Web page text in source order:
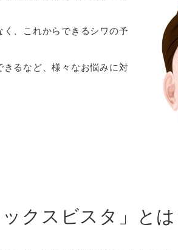
く、これからできるシワの予
るなど、様々なお悩みに対
ックスビスタ」とは